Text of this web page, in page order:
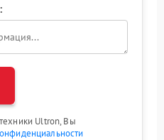
Ultron, Вы